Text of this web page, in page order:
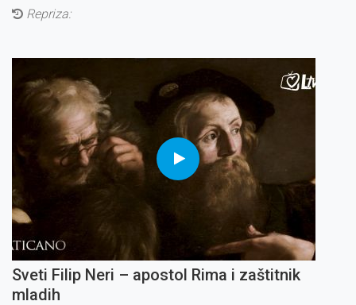
Repriza:
Sveti Filip Neri – apostol Rima i zaštitnik
mladih